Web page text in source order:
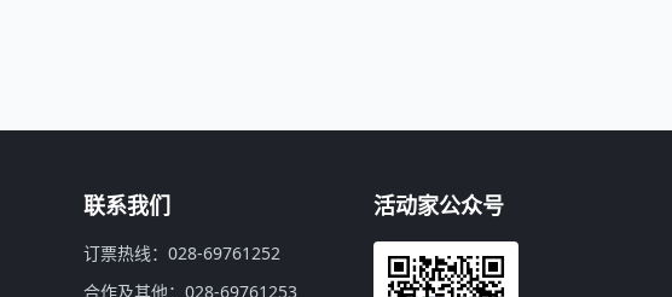
联系我们
订票热线：028-69761252
合作及其他：028-69761253
活动家公众号